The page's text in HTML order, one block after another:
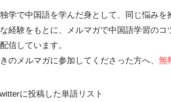
学で中国語を学んだ身として、同じ悩みを
経験をもとに、メルマガで中国語学習の
信しています。
のメルマガに参加してくださった方へ、無
に投稿した単語リスト